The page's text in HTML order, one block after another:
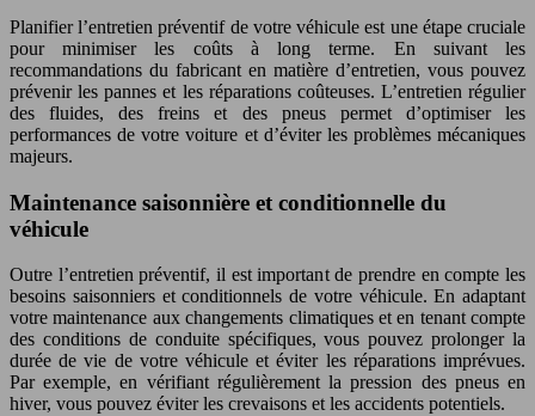
Planifier l’entretien préventif de votre véhicule est une étape cruciale
pour minimiser les coûts à long terme. En suivant les
recommandations du fabricant en matière d’entretien, vous pouvez
prévenir les pannes et les réparations coûteuses. L’entretien régulier
des fluides, des freins et des pneus permet d’optimiser les
performances de votre voiture et d’éviter les problèmes mécaniques
majeurs.
Maintenance saisonnière et conditionnelle du
véhicule
Outre l’entretien préventif, il est important de prendre en compte les
besoins saisonniers et conditionnels de votre véhicule. En adaptant
votre maintenance aux changements climatiques et en tenant compte
des conditions de conduite spécifiques, vous pouvez prolonger la
durée de vie de votre véhicule et éviter les réparations imprévues.
Par exemple, en vérifiant régulièrement la pression des pneus en
hiver, vous pouvez éviter les crevaisons et les accidents potentiels.